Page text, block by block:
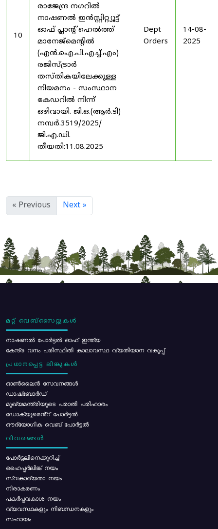
10
രാജേന്ദ്ര നഗറിൽ
നാഷണൽ ഇൻസ്റ്റിറ്റ്യൂട്ട്
ഓഫ് പ്ലാന്റ് ഹെൽത്ത്
മാനേജ്‌മെന്റിൽ
(എൻ.ഐ.പി.എച്ച്.എം)
രജിസ്ട്രാർ
തസ്തികയിലേക്കുള്ള
നിയമനം - സംസ്ഥാന
കേഡറിൽ നിന്ന്
ഒഴിവായി. ജി.ഒ.(ആർ.ടി)
നമ്പർ.3519/2025/
ജി.എ.ഡി.
തീയതി:11.08.2025
Dept
Orders
14-08-
2025
« Previous Next »
മറ്റ് വെബ്സൈറ്റുകൾ
നാഷണൽ പോർട്ടൽ ഓഫ് ഇന്ത്യ
കേന്ദ്ര വനം പരിസ്ഥിതി കാലാവസ്ഥ വ്യതിയാന വകുപ്പ്
പ്രധാനപ്പെട്ട ലിങ്കുകൾ
ഓൺലൈൻ സേവനങ്ങൾ
ഡാഷ്ബോർഡ്
മുഖ്യമന്ത്രിയുടെ പരാതി പരിഹാരം
ഡോക്യുമെൻ്റ് പോർട്ടൽ
ഔദ്യോഗിക വെബ് പോർട്ടൽ
വിവരങ്ങൾ
പോര്‍ട്ടലിനെക്കുറിച്ച്
ഹൈപ്പർലിങ്ക് നയം
സ്വകാര്യതാ നയം
നിരാകരണം
പകർപ്പവകാശ നയം
വ്യവസ്ഥകളും നിബന്ധനകളും
സഹായം